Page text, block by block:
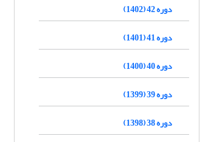
دوره 42 (1402)
دوره 41 (1401)
دوره 40 (1400)
دوره 39 (1399)
دوره 38 (1398)